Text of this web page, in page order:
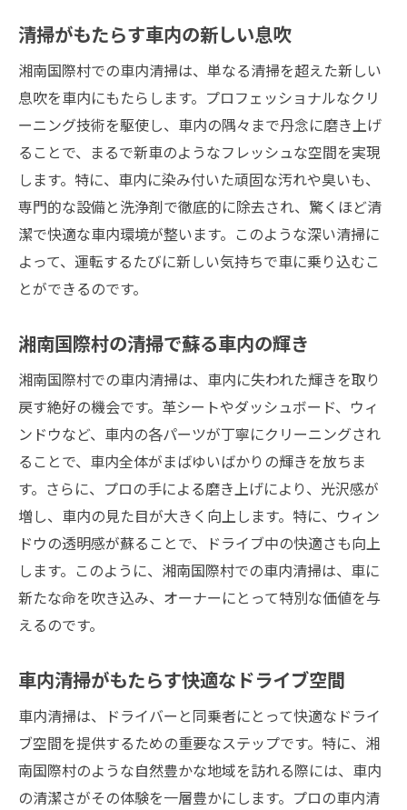
清掃がもたらす車内の新しい息吹
湘南国際村での車内清掃は、単なる清掃を超えた新しい
息吹を車内にもたらします。プロフェッショナルなクリ
ーニング技術を駆使し、車内の隅々まで丹念に磨き上げ
ることで、まるで新車のようなフレッシュな空間を実現
します。特に、車内に染み付いた頑固な汚れや臭いも、
専門的な設備と洗浄剤で徹底的に除去され、驚くほど清
潔で快適な車内環境が整います。このような深い清掃に
よって、運転するたびに新しい気持ちで車に乗り込むこ
とができるのです。
湘南国際村の清掃で蘇る車内の輝き
湘南国際村での車内清掃は、車内に失われた輝きを取り
戻す絶好の機会です。革シートやダッシュボード、ウィ
ンドウなど、車内の各パーツが丁寧にクリーニングされ
ることで、車内全体がまばゆいばかりの輝きを放ちま
す。さらに、プロの手による磨き上げにより、光沢感が
増し、車内の見た目が大きく向上します。特に、ウィン
ドウの透明感が蘇ることで、ドライブ中の快適さも向上
します。このように、湘南国際村での車内清掃は、車に
新たな命を吹き込み、オーナーにとって特別な価値を与
えるのです。
車内清掃がもたらす快適なドライブ空間
車内清掃は、ドライバーと同乗者にとって快適なドライ
ブ空間を提供するための重要なステップです。特に、湘
南国際村のような自然豊かな地域を訪れる際には、車内
の清潔さがその体験を一層豊かにします。プロの車内清